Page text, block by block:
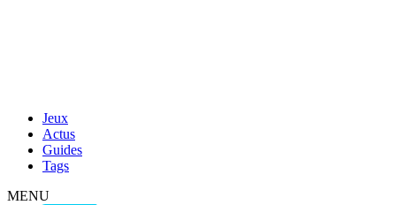
Jeux
Actus
Guides
Tags
MENU